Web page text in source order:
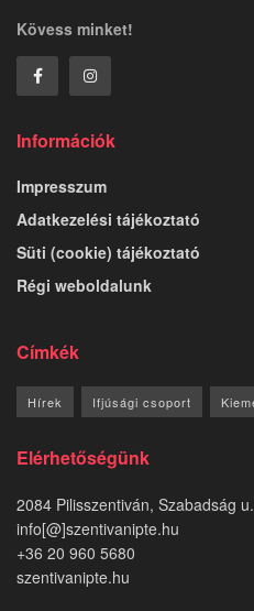
Kövess minket!
Információk
Impresszum
Adatkezelési tájékoztató
Süti (cookie) tájékoztató
Régi weboldalunk
Címkék
Hírek Ifjúsági csoport
Elérhetőségünk
2084 Pilisszentiván, Szabadság
info[@]szentivanipte.hu
+36 20 960 5680
szentivanipte.hu